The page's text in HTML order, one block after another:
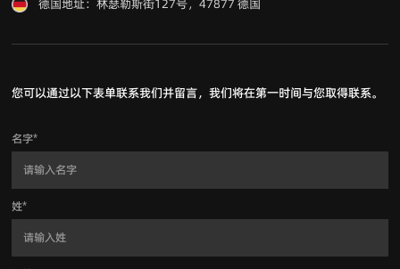
德国地址：林瑟勒斯街127号，47877 德国
您可以通过以下表单联系我们并留言，我们将在第一时间与您取得联系。
名字*
姓*